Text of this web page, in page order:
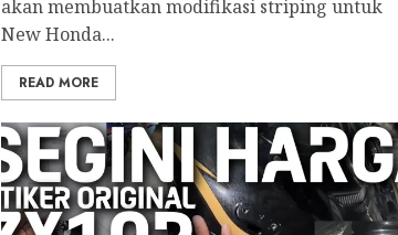
akan membuatkan modifikasi striping untuk
New Honda...
READ MORE